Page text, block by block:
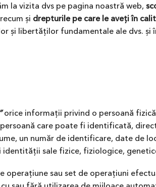
la vizita dvs pe pagina noastră web,
și drepturile pe care le aveți în
și libertăților fundamentale ale dvs.
orice informații privind o persoană
care poate fi identificată,
un număr de identificare, date de
sale fizice, fiziologice,
operațiune sau set de operațiuni